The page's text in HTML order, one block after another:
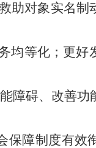
助对象实名制
均等化；更好
障碍、改善功
保障制度有效